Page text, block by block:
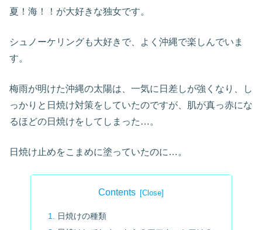
夏！海！！が大好きな独女です。
シュノーケリングも大好きで、よく沖縄で楽しんでいま
す。
梅雨が明けた沖縄の太陽は、一気に日差しが強くなり、し
っかりと日焼け対策をしていたのですが、肌が真っ赤にな
るほどの日焼けをしてしまった…。
日焼け止めをこまめに塗っていたのに…。
Contents
日焼けの種類